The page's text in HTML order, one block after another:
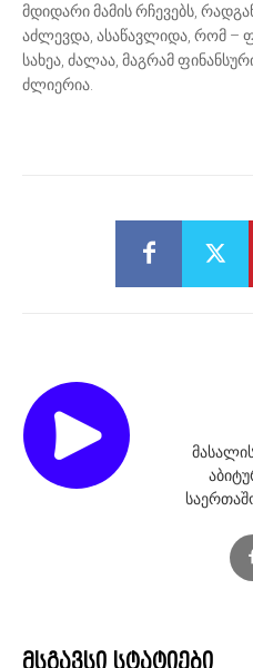
მდიდარი მამის რჩევებს,
აძლევდა, ასაწავლიდა, რომ
სახეა, ძალაა, მაგრამ
ძლიერია.